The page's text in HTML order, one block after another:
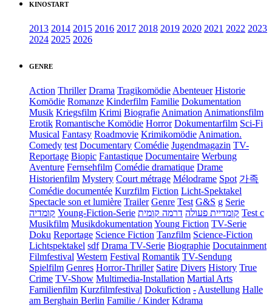
KINOSTART
2013 2014 2015 2016 2017 2018 2019 2020 2021 2022 2023
2024 2025 2026
GENRE
Action Thriller Drama Tragikomödie Abenteuer Historie
Komödie Romanze Kinderfilm Familie Dokumentation
Musik Kriegsfilm Krimi Biografie Animation Animationsfilm
Erotik Romantische Komödie Horror Dokumentarfilm Sci-Fi
Musical Fantasy Roadmovie Krimikomödie Animation.
Comedy test Documentary Comédie Jugendmagazin TV-
Reportage Biopic Fantastique Documentaire Werbung
Aventure Fernsehfilm Comédie dramatique Drame
Historienfilm Mystery Court métrage Mélodrame Spot 가족
Comédie documentée Kurzfilm Fiction Licht-Spektakel
Spectacle son et lumière Trailer Genre Test G&S g Serie
קומדיה Young-Fiction-Serie קומדיית פעולה דרמה קומית
Test c
Musikfilm Musikdokumentation Young Fiction TV-Serie
Doku Reportage Science Fiction Tanzfilm Science-Fiction
Lichtspektakel sdf Drama TV-Serie Biographie Docutainment
Filmfestival Western Festival Romantik TV-Sendung
Spielfilm Genres Horror-Thriller Satire Divers History True
Crime TV-Show Multimedia-Installation Martial Arts
Familienfilm Kurzfilmfestival Dokufiction - Austellung Halle
am Berghain Berlin Familie / Kinder Kdrama